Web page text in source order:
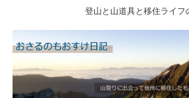
登山と山道具と移住ライフ